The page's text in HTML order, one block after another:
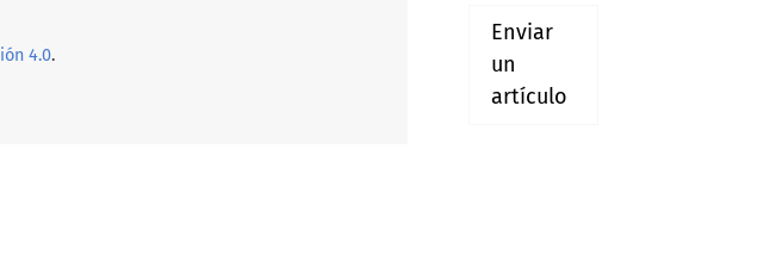
Enviar
un
artículo
4.0.